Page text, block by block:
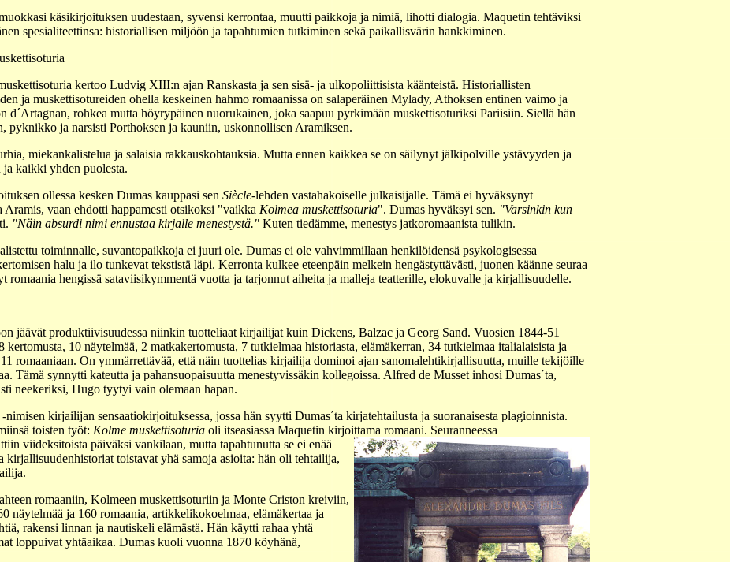
käsikirjoituksen uudestaan, syvensi kerrontaa, muutti paikkoja ja nimiä, lihotti dialogia. Maquetin tehtäviksi
spesialiteettinsa: historiallisen miljöön ja tapahtumien tutkiminen sekä paikallisvärin hankkiminen.
kertoo Ludvig XIII:n ajan Ranskasta ja sen sisä- ja ulkopoliittisista käänteistä. Historiallisten
ja muskettisotureiden ohella keskeinen hahmo romaanissa on salaperäinen Mylady, Athoksen entinen vaimo ja
d´Artagnan, rohkea mutta höyrypäinen nuorukainen, joka saapuu pyrkimään muskettisoturiksi Pariisiin. Siellä hän
pyknikko ja narsisti Porthoksen ja kauniin, uskonnollisen Aramiksen.
miekankalistelua ja salaisia rakkauskohtauksia. Mutta ennen kaikkea se on säilynyt jälkipolville ystävyyden ja
kaikki yhden puolesta.
ollessa kesken Dumas kauppasi sen Siècle-lehden vastahakoiselle julkaisijalle. Tämä ei hyväksynyt
vaan ehdotti happamesti otsikoksi "vaikka Kolmea muskettisoturia". Dumas hyväksyi sen. "Varsinkin kun
"Näin absurdi nimi ennustaa kirjalle menestystä." Kuten tiedämme, menestys jatkoromaanista tulikin.
toiminnalle, suvantopaikkoja ei juuri ole. Dumas ei ole vahvimmillaan henkilöidensä psykologisessa
halu ja ilo tunkevat tekstistä läpi. Kerronta kulkee eteenpäin melkein hengästyttävästi, juonen käänne seuraa
romaania hengissä sataviisikymmentä vuotta ja tarjonnut aiheita ja malleja teatterille, elokuvalle ja kirjallisuudelle.
jäävät produktiivisuudessa niinkin tuotteliaat kirjailijat kuin Dickens, Balzac ja Georg Sand. Vuosien 1844-51
10 näytelmää, 2 matkakertomusta, 7 tutkielmaa historiasta, elämäkerran, 34 tutkielmaa italialaisista ja
romaaniaan. On ymmärrettävää, että näin tuottelias kirjailija dominoi ajan sanomalehtikirjallisuutta, muille tekijöille
Tämä synnytti kateutta ja pahansuopaisuutta menestyvissäkin kollegoissa. Alfred de Musset inhosi Dumas´ta,
neekeriksi, Hugo tyytyi vain olemaan hapan.
kirjailijan sensaatiokirjoituksessa, jossa hän syytti Dumas´ta kirjatehtailusta ja suoranaisesta plagioinnista.
toisten työt: Kolme muskettisoturia oli itseasiassa Maquetin kirjoittama romaani. Seuranneessa
viideksitoista päiväksi vankilaan, mutta tapahtunutta se ei enää
toistavat yhä samoja asioita: hän oli tehtailija,
romaaniin, Kolmeen muskettisoturiin ja Monte Criston kreiviin,
näytelmää ja 160 romaania, artikkelikokoelmaa, elämäkertaa ja
rakensi linnan ja nautiskeli elämästä. Hän käytti rahaa yhtä
loppuivat yhtäaikaa. Dumas kuoli vuonna 1870 köyhänä,